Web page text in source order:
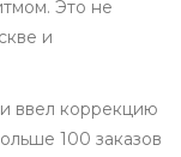
Это не
и
ввел коррекцию
100 заказов